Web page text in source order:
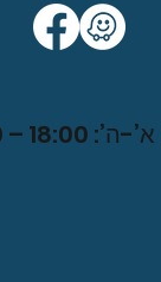
א’-ה’: 18:00 – 9:00 ו’: 13:00 – 9:0